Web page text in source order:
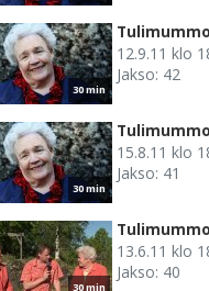
30 min
12.9.11 klo
Jakso: 42
30 min
15.8.11 klo
Jakso: 41
30 min
13.6.11 klo
Jakso: 40